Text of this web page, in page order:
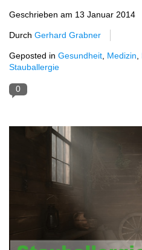
Geschrieben am 13 Januar 2014
Durch Gerhard Grabner
Geposted in Gesundheit, Medizin,
Stauballergie
0